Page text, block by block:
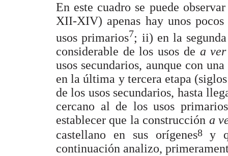
En este cuadro se puede
XII-XIV) apenas hay unos
usos primarios7; ii) en la
considerable de los usos de a
usos secundarios, aunque con
en la última y tercera etapa
de los usos secundarios, hasta
cercano al de los usos
establecer que la construcción a
castellano en sus orígenes8y
continuación analizo,